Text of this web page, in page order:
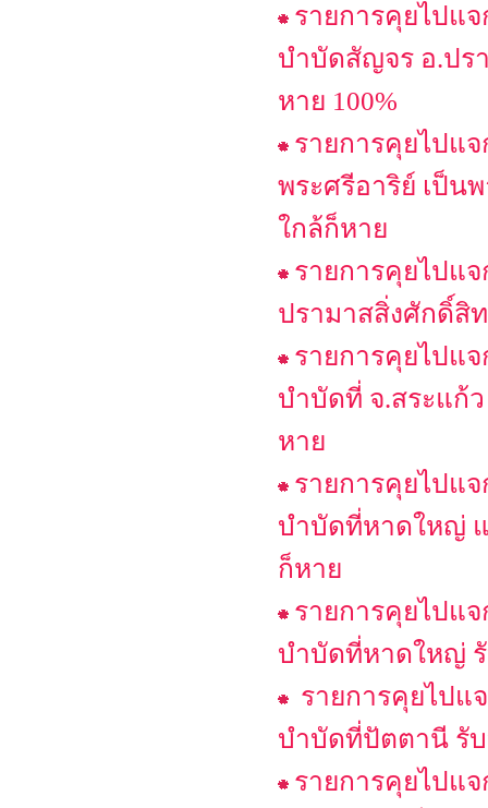
รายการคุยไปแจ
บำบัดสัญจร อ.ปร
หาย 100%
รายการคุยไปแ
พระศรีอาริย์ เป็น
ใกล้ก็หาย
รายการคุยไปแ
ปรามาสสิ่งศักดิ์สิ
รายการคุยไปแ
บำบัดที่ จ.สระแก้
หาย
รายการคุยไปแ
บำบัดที่หาดใหญ่ แ
ก็หาย
รายการคุยไปแ
บำบัดที่หาดใหญ่
รายการคุยไปแ
บำบัดที่ปัตตานี รั
รายการคุยไปแจ